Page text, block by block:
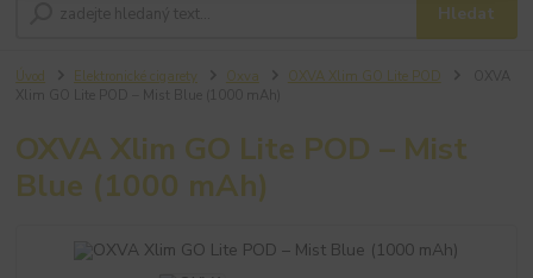
Hledat
Úvod Elektronické cigarety Oxva OXVA Xlim GO Lite POD
OXVA Xlim GO Lite POD – Mist
Blue (1000 mAh)